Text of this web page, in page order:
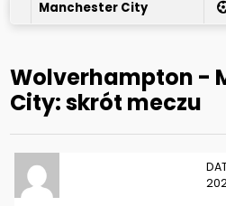
Manchester City
Wolverhampton -
City: skrót meczu